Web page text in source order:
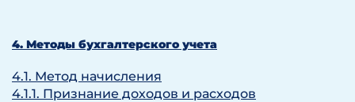
4. Методы бухгалтерского учета
4.1. Метод начисления
4.1.1. Признание доходов и расходов